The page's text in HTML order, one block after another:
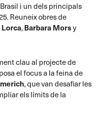
i un dels principals
Reuneix obres de
,Barbara Morsy
clau al projecte de
el focus a la feina de
, que van desafiar les
els límits de la